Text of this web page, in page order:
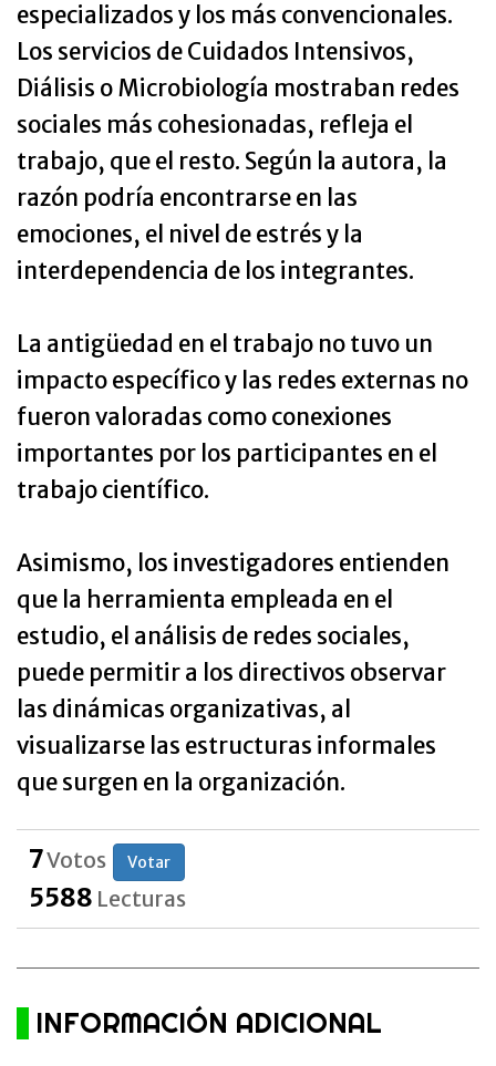
especializados y los más convencionales.
Los servicios de Cuidados Intensivos,
Diálisis o Microbiología mostraban redes
sociales más cohesionadas, refleja el
trabajo, que el resto. Según la autora, la
razón podría encontrarse en las
emociones, el nivel de estrés y la
interdependencia de los integrantes.
La antigüedad en el trabajo no tuvo un
impacto específico y las redes externas no
fueron valoradas como conexiones
importantes por los participantes en el
trabajo científico.
Asimismo, los investigadores entienden
que la herramienta empleada en el
estudio, el análisis de redes sociales,
puede permitir a los directivos observar
las dinámicas organizativas, al
visualizarse las estructuras informales
que surgen en la organización.
7Votos Votar
5588 Lecturas
INFORMACIÓN ADICIONAL